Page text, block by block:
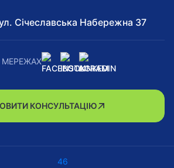
Січеславська Набережна 37
МЕРЕЖАХ
КОНСУЛЬТАЦІЮ
46